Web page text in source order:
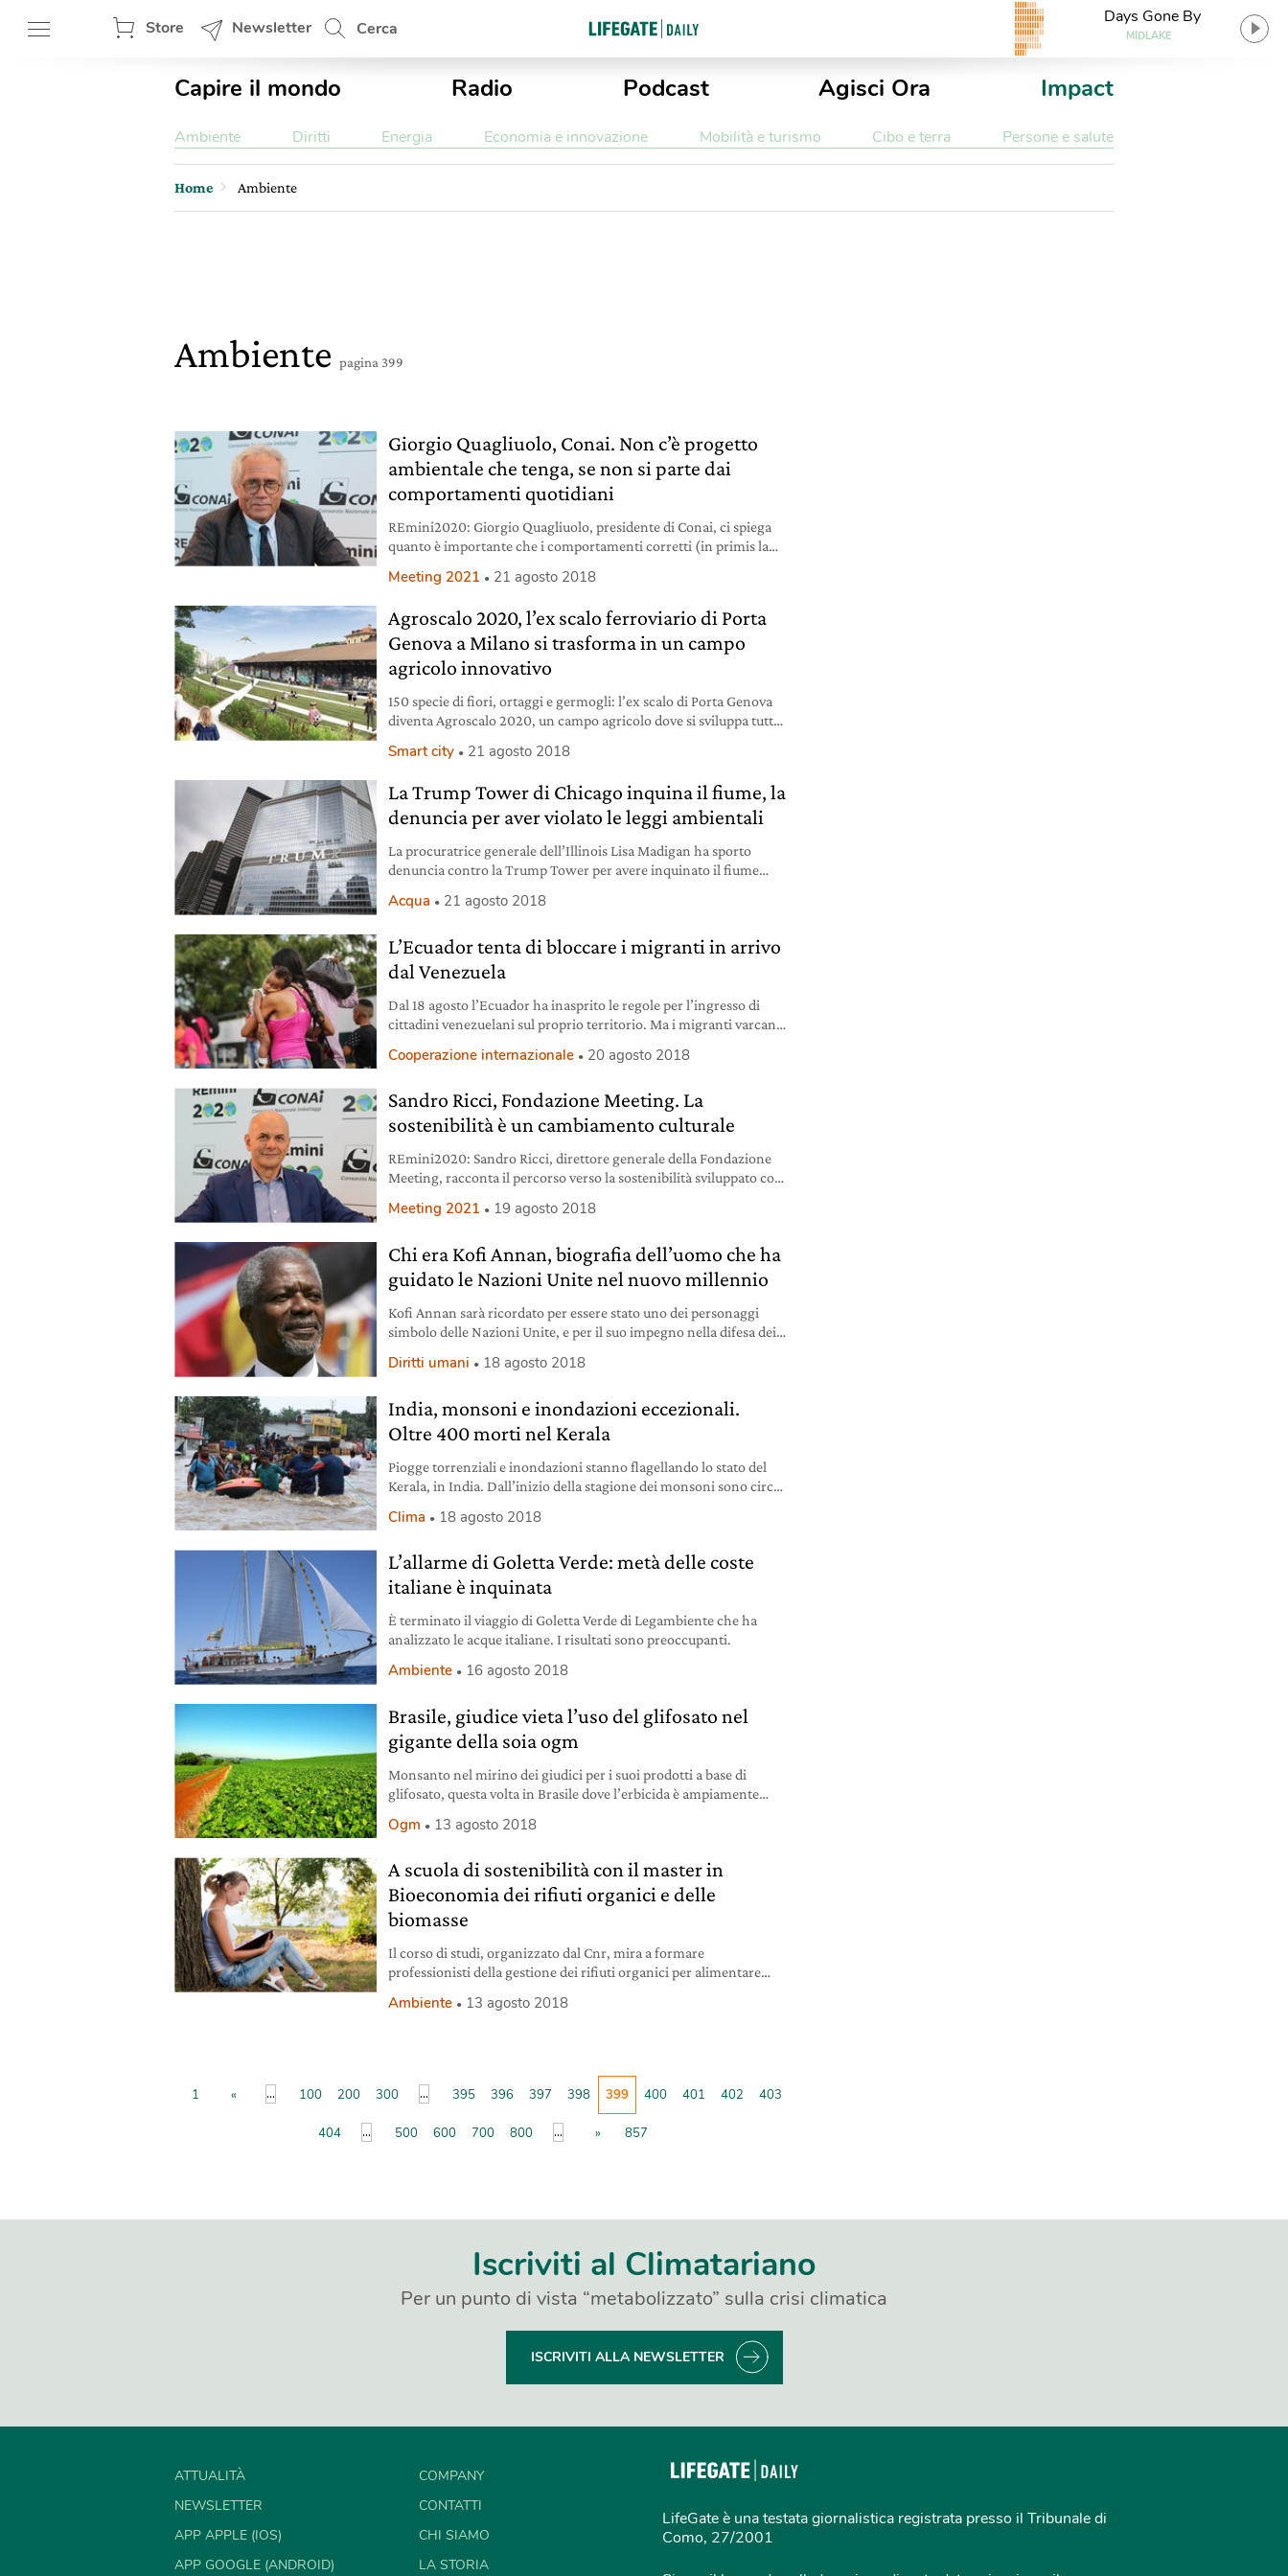
Store Newsletter Cerca
Days Gone By
MIDLAKE
Capire il mondo Radio Podcast Agisci Ora Impact
Ambiente Diritti Energia Economia e innovazione Mobilità e turismo Cibo e terra Persone e salute
Home Ambiente
Ambiente pagina 399
Giorgio Quagliuolo, Conai. Non c’è progetto
ambientale che tenga, se non si parte dai
comportamenti quotidiani
REmini2020: Giorgio Quagliuolo, presidente di Conai, ci spiega
quanto è importante che i comportamenti corretti (in primis la
Meeting 2021 21 agosto 2018
Agroscalo 2020, l’ex scalo ferroviario di Porta
Genova a Milano si trasforma in un campo
agricolo innovativo
150 specie di fiori, ortaggi e germogli: l’ex scalo di Porta Genova
diventa Agroscalo 2020, un campo agricolo dove si sviluppa tutta
Smart city 21 agosto 2018
La Trump Tower di Chicago inquina il fiume, la
denuncia per aver violato le leggi ambientali
La procuratrice generale dell’Illinois Lisa Madigan ha sporto
denuncia contro la Trump Tower per avere inquinato il fiume
Acqua 21 agosto 2018
L’Ecuador tenta di bloccare i migranti in arrivo
dal Venezuela
Dal 18 agosto l’Ecuador ha inasprito le regole per l’ingresso di
cittadini venezuelani sul proprio territorio. Ma i migranti varcano
Cooperazione internazionale 20 agosto 2018
Sandro Ricci, Fondazione Meeting. La
sostenibilità è un cambiamento culturale
REmini2020: Sandro Ricci, direttore generale della Fondazione
Meeting, racconta il percorso verso la sostenibilità sviluppato con
Meeting 2021 19 agosto 2018
Chi era Kofi Annan, biografia dell’uomo che ha
guidato le Nazioni Unite nel nuovo millennio
Kofi Annan sarà ricordato per essere stato uno dei personaggi
simbolo delle Nazioni Unite, e per il suo impegno nella difesa dei
svizzera di Berna al fianco della moglie Nane e dei tre figli il 18
Diritti umani 18 agosto 2018
India, monsoni e inondazioni eccezionali.
Oltre 400 morti nel Kerala
Piogge torrenziali e inondazioni stanno flagellando lo stato del
Kerala, in India. Dall’inizio della stagione dei monsoni sono circa
Clima 18 agosto 2018
L’allarme di Goletta Verde: metà delle coste
italiane è inquinata
È terminato il viaggio di Goletta Verde di Legambiente che ha
analizzato le acque italiane. I risultati sono preoccupanti.
Ambiente 16 agosto 2018
Brasile, giudice vieta l’uso del glifosato nel
gigante della soia ogm
Monsanto nel mirino dei giudici per i suoi prodotti a base di
glifosato, questa volta in Brasile dove l’erbicida è ampiamente
Ogm 13 agosto 2018
A scuola di sostenibilità con il master in
Bioeconomia dei rifiuti organici e delle
biomasse
Il corso di studi, organizzato dal Cnr, mira a formare
professionisti della gestione dei rifiuti organici per alimentare
Ambiente 13 agosto 2018
1 « ... 100 200 300 ... 395 396 397 398 399 400 401 402 403
404 ... 500 600 700 800 ... » 857
Iscriviti al Climatariano
Per un punto di vista “metabolizzato” sulla crisi climatica
ISCRIVITI ALLA NEWSLETTER
ATTUALITÀ
NEWSLETTER
APP APPLE (IOS)
APP GOOGLE (ANDROID)
COMPANY
CONTATTI
CHI SIAMO
LA STORIA
LifeGate è una testata giornalistica registrata presso il Tribunale di
Como, 27/2001